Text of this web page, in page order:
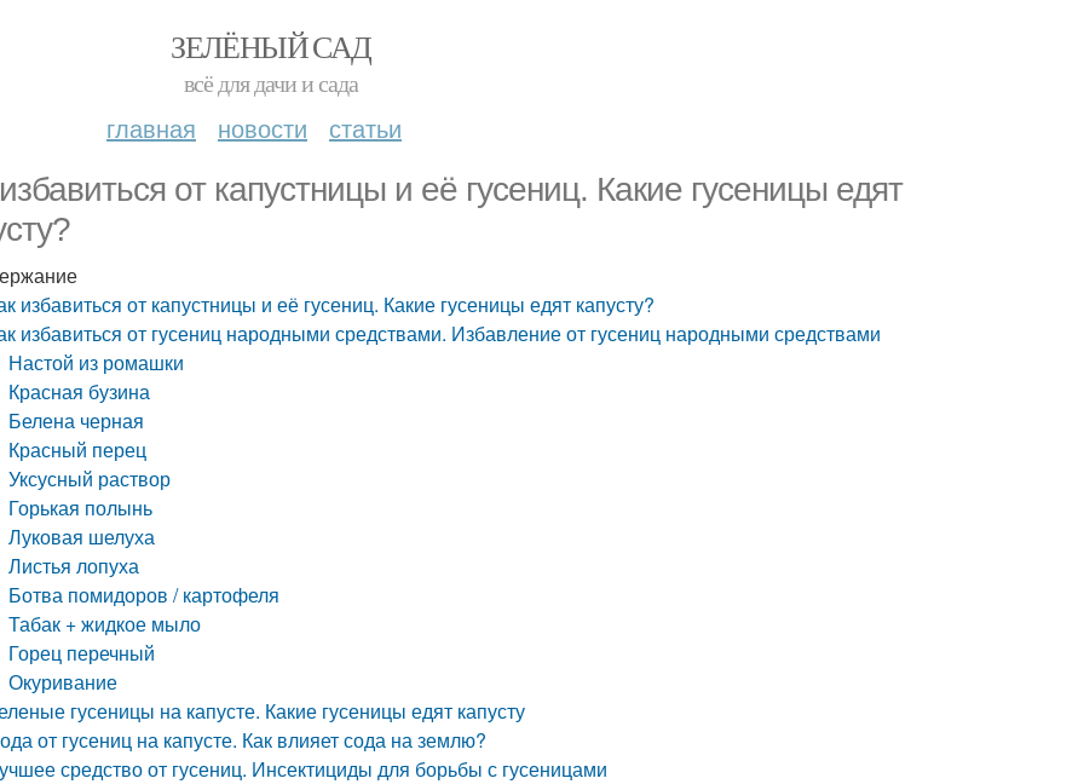
ЗЕЛЁНЫЙ САД
всё для дачи и сада
главная новости статьи
от капустницы и её гусениц. Какие гусеницы едят
избавиться от капустницы и её гусениц. Какие гусеницы едят капусту?
избавиться от гусениц народными средствами. Избавление от гусениц народными средствами
Настой из ромашки
Красная бузина
Белена черная
Красный перец
Уксусный раствор
Горькая полынь
Луковая шелуха
Листья лопуха
Ботва помидоров / картофеля
Табак + жидкое мыло
Горец перечный
Окуривание
гусеницы на капусте. Какие гусеницы едят капусту
от гусениц на капусте. Как влияет сода на землю?
средство от гусениц. Инсектициды для борьбы с гусеницами